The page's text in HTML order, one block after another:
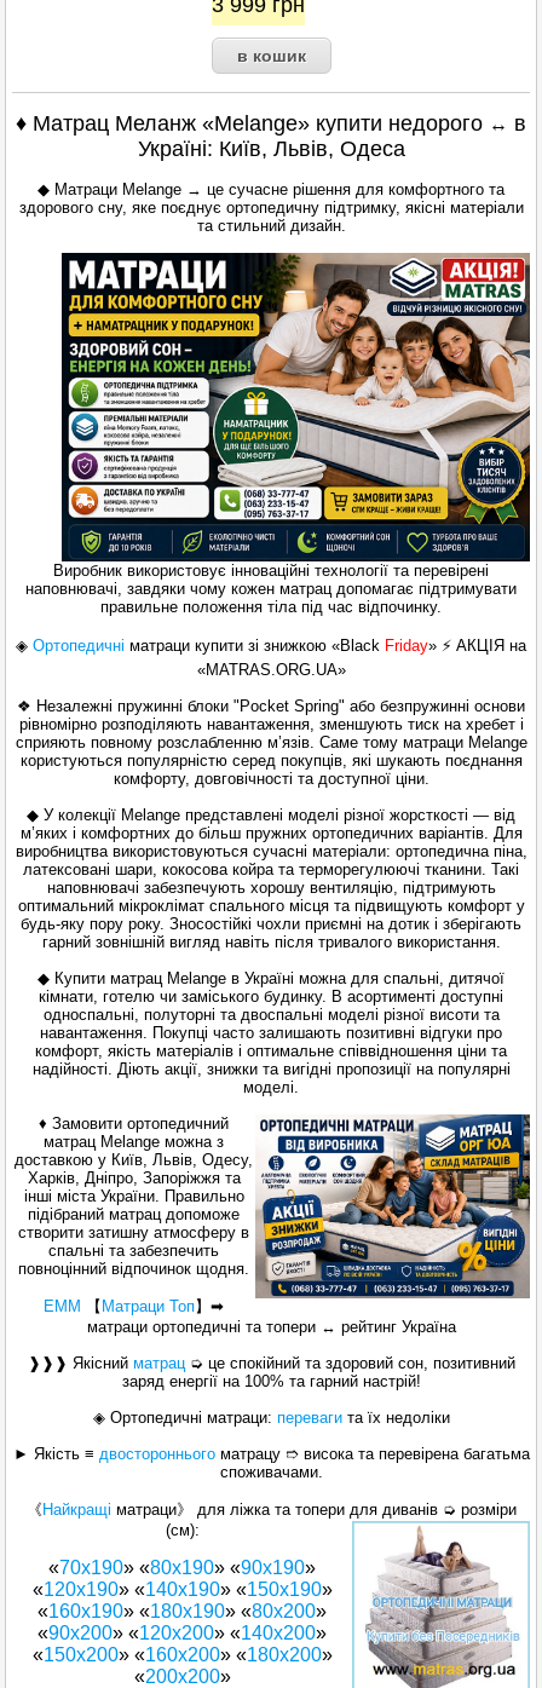
♦ Матрац Меланж «Melange» купити недорого ↔ в
Україні: Київ, Львів, Одеса
◆ Матраци Melange → це сучасне рішення для комфортного та
здорового сну, яке поєднує ортопедичну підтримку, якісні матеріали
та стильний дизайн.
Виробник використовує інноваційні технології та перевірені
наповнювачі, завдяки чому кожен матрац допомагає підтримувати
правильне положення тіла під час відпочинку.
◈ Ортопедичні матраци купити зі знижкою «Black Friday» ⚡ АКЦІЯ на
«MATRAS.ORG.UA»
❖ Незалежні пружинні блоки "Pocket Spring" або безпружинні основи
рівномірно розподіляють навантаження, зменшують тиск на хребет і
сприяють повному розслабленню м’язів. Саме тому матраци Melange
користуються популярністю серед покупців, які шукають поєднання
комфорту, довговічності та доступної ціни.
◆ У колекції Melange представлені моделі різної жорсткості — від
м’яких і комфортних до більш пружних ортопедичних варіантів. Для
виробництва використовуються сучасні матеріали: ортопедична піна,
латексовані шари, кокосова койра та терморегулюючі тканини. Такі
наповнювачі забезпечують хорошу вентиляцію, підтримують
оптимальний мікроклімат спального місця та підвищують комфорт у
будь-яку пору року. Зносостійкі чохли приємні на дотик і зберігають
гарний зовнішній вигляд навіть після тривалого використання.
◆ Купити матрац Melange в Україні можна для спальні, дитячої
кімнати, готелю чи заміського будинку. В асортименті доступні
односпальні, полуторні та двоспальні моделі різної висоти та
навантаження. Покупці часто залишають позитивні відгуки про
комфорт, якість матеріалів і оптимальне співвідношення ціни та
надійності. Діють акції, знижки та вигідні пропозиції на популярні
моделі.
♦ Замовити ортопедичний
матрац Melange можна з
доставкою у Київ, Львів, Одесу,
Харків, Дніпро, Запоріжжя та
інші міста України. Правильно
підібраний матрац допоможе
створити затишну атмосферу в
спальні та забезпечить
повноцінний відпочинок щодня.
ЕММ 【 Матраци Топ】 ➡
матраци ортопедичні та топери ↔ рейтинг Україна
❱❱❱ Якісний матрац➭ це спокійний та здоровий сон, позитивний
заряд енергії на 100% та гарний настрій!
◈ Ортопедичні матраци: перевагита їх недоліки
► Якість ≡ двосторонньогоматрацу ➱ висока та перевірена багатьма
споживачами.
《 Найкращі матраци》 для ліжка та топери для диванів ➭ розміри
(см):
«70х190» «80х190» «90х190»
«120x190» «140х190» «150x190»
«160x190» «180x190» «80x200»
«90x200» «120x200» «140x200»
«150x200» «160х200» «180х200»
«200x200»